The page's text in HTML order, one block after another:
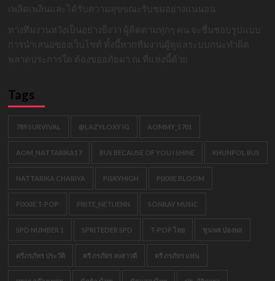
เพลิดเพลินและได้รับความสุขขณะรับชมอย่างแน่นอน
ทางทีมงานหวังเป็นอย่างยิ่งว่า ผู้ติดตามทุกๆ คน จะชื่นชอบรูปแบบ
การนำเสนอของเว็บไซต์ ทั้งนี้หากทีมงานผู้ดูแลระบบกนะทำผิด
พลาดประการใด ต้องขออภัยมา ณ ที่แห่งนี้ด้วย
Tags
789 SURVIVAL @LAZYLOXY IG AOMMY_1701
AOM_NATTARIKA17 BUS BECAUSE OF YOU I SHINE KHUNPOL BUS
NATTARIKA CHARIYA PISKYHIGH PIXXIE BLOOM
PIXXIE T-POP PRITE_NETIJENN SONRAY MUSIC
SPD NUMBER 1 SPRITEDER SPD T-POP ไทย ขุนพล ปองพล
ตรีภรภัทร ประวัติ ตรี ภรภัทร หงสาวดี ตรี ภรภัทร แฟน